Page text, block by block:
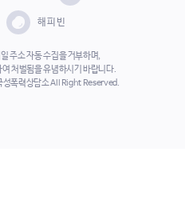
해피빈
주소 자동 수집을 거부하며,
처벌됨을 유념하시기 바랍니다.
폭력상담소 All Right Reserved.